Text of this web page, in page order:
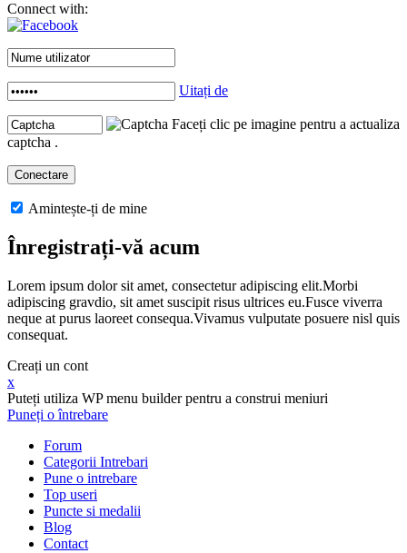
Connect with:
Uitați de
Faceți clic pe imagine pentru a actualiza
captcha .
Amintește-ți de mine
Înregistrați-vă acum
Lorem ipsum dolor sit amet, consectetur adipiscing elit.Morbi
adipiscing gravdio, sit amet suscipit risus ultrices eu.Fusce viverra
neque at purus laoreet consequa.Vivamus vulputate posuere nisl quis
consequat.
Creați un cont
x
Puteți utiliza WP menu builder pentru a construi meniuri
Puneți o întrebare
Forum
Categorii Intrebari
Pune o intrebare
Top useri
Puncte si medalii
Blog
Contact